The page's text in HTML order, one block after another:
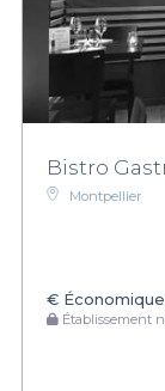
Bistro
Montpellier
€ Économique
Établissement